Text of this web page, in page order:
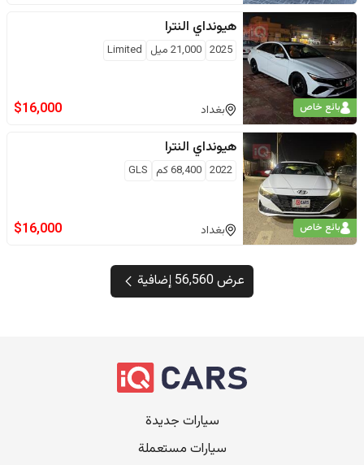
بائع خاص
هيونداي النترا
2025
21,000 ميل Limited
بغداد $16,000
بائع خاص
هيونداي النترا
2022
68,400كم GLS
بغداد $16,000
عرض 56,560 إضافية
سيارات جديدة
سيارات مستعملة